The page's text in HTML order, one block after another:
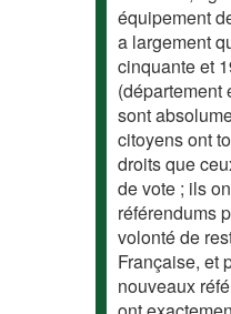
équipement
a largement
cinquante et
(département
sont
citoyens ont
droits que
de vote ; ils
référendums
volonté de
Française, et
nouveaux